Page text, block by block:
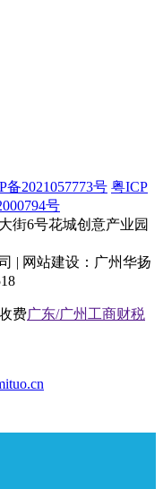
备2021057773号 粤ICP
号
街6号花城创意产业园
| 网站建设：广州华扬
费广东/广州工商财税